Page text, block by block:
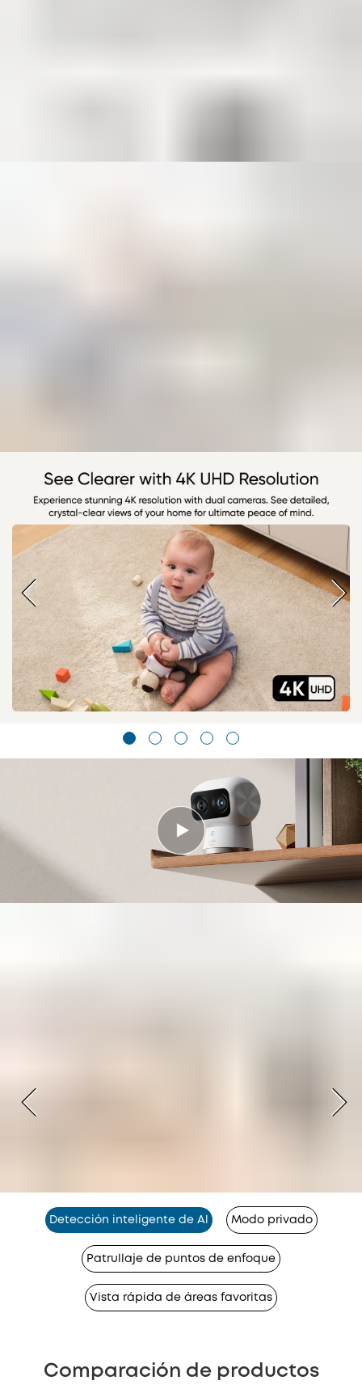
Detección inteligente de Al Modo privado
Patrullaje de puntos de enfoque
Vista rápida de áreas favoritas
Comparación de productos